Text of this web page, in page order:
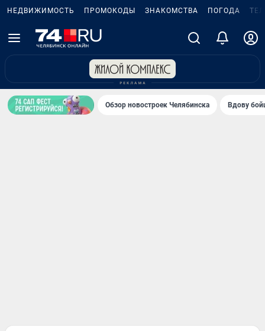
НЕДВИЖИМОСТЬ ПРОМОКОДЫ ЗНАКОМСТВА ПОГОДА
Обзор новостроек Челябинска Вдову